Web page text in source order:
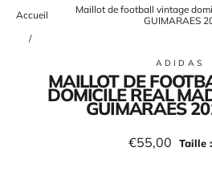
Accueil
/
Maillot de football vintage
GUIMARAES
ADIDAS
MAILLOT DE
DOMICILE REAL
GUIMARAES
Prix
régulier
€55,00 Taille :